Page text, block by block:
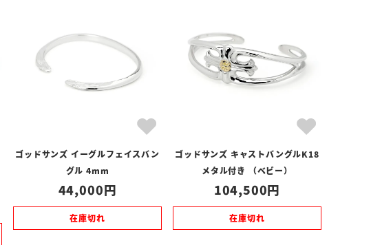
ゴッドサンズ イーグルフェイスバン
グル 4mm
44,000
在庫切れ
ゴッドサンズ キャストバングルK18
メタル付き （ベビー）
104,500
在庫切れ